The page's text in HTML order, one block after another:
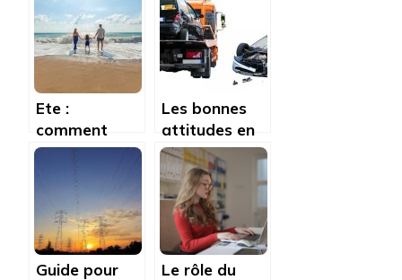
randonnée?
un fond de
hotte ?
Ete :
comment
profiter de
ses vacances
Les bonnes
attitudes en
cas
d’accident de
voiture
Guide pour
Le rôle du